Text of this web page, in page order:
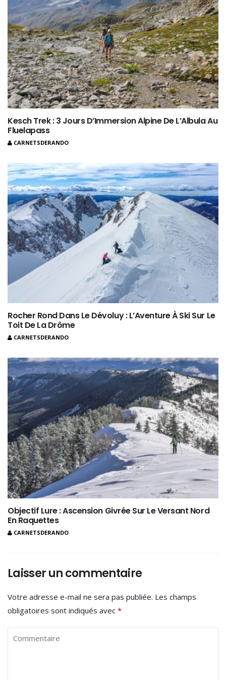
Kesch Trek : 3 Jours D’Immersion Alpine De L’Albula Au
Fluelapass
CARNETSDERANDO
Rocher Rond Dans Le Dévoluy : L’Aventure À Ski Sur Le
Toit De La Drôme
CARNETSDERANDO
Objectif Lure : Ascension Givrée Sur Le Versant Nord
En Raquettes
CARNETSDERANDO
Laisser un commentaire
Votre adresse e-mail ne sera pas publiée. Les champs
obligatoires sont indiqués avec *